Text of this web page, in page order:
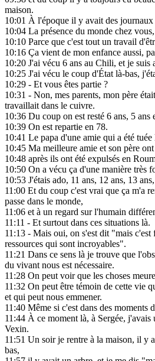
maison.
10:01 À l'époque il y avait des journaux
10:04 La présence du monde chez
10:10 Parce que c'est tout un travail
10:16 Ça vient de mon enfance aussi,
10:20 J'ai vécu 6 ans au Chili, et je suis
10:25 J'ai vécu le coup d'État là-bas,
10:29 - Et vous êtes partie ?
10:31 - Non, mes parents, mon père
travaillait dans le cuivre.
10:36 Du coup on est resté 6 ans, 5 ans
10:39 On est repartie en 78.
10:41 Le papa d'une amie qui a été
10:45 Ma meilleure amie et son père
10:48 après ils ont été expulsés en
10:50 On a vécu ça d'une manière très
10:53 J'étais ado, 11 ans, 12 ans, 13
11:00 Et du coup c'est vrai que ça m'a
passe dans le monde,
11:06 et à un regard sur l'humain
11:11 - Et surtout dans ces situations là.
11:13 - Mais oui, on s'est dit "mais c'est
ressources qui sont incroyables".
11:21 Dans ce sens là je trouve que
du vivant nous est nécessaire.
11:28 On peut voir que les choses
11:32 On peut être témoin de cette vie
et qui peut nous emmener.
11:40 Même si c'est dans des moments
11:44 À ce moment là, à Sergée, j'avais
Vexin.
11:51 Un soir je rentre à la maison, il y
bas,